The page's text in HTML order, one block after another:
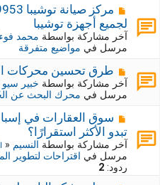
ة
ة
ج
د
ي
د
م
ش
ا
ر
ك
ج
د
ي
ة
لجميع أجهزة توشيبا
آخر مشاركة بواسطة محمد
مرسل في مواضيع متفرقة
م
ش
ر
ك
ة
ج
د
ي
د
طرق تحسين محركات
آخر مشاركة بواسطة خبير سيو
مرسل في محرك البحث عن
م
ش
ا
ر
ك
ة
تبدو الأكثر استقرارًا؟
آخر مشاركة بواسطة النسيم«
مرسل في اقتراحات لتطوير
ردود: 2